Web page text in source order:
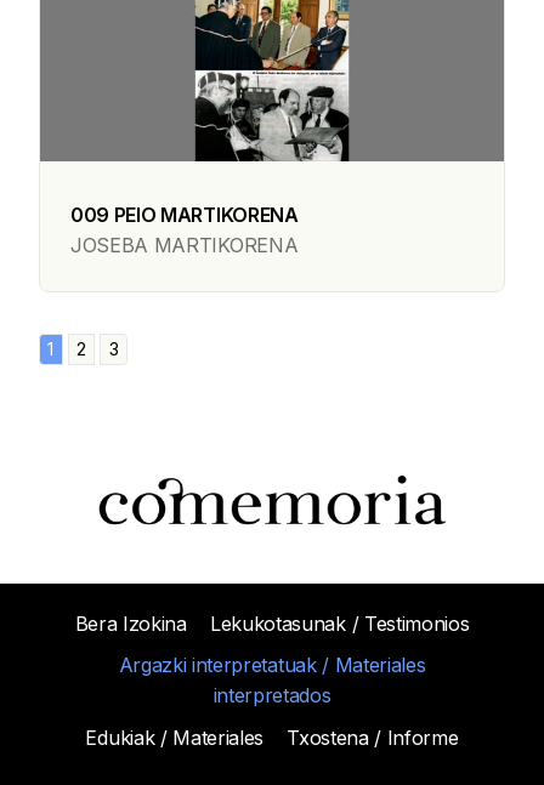
009 PEIO MARTIKORENA
JOSEBA MARTIKORENA
1 2 3
Bera Izokina
Lekukotasunak / Testimonios
Argazki interpretatuak / Materiales
interpretados
Edukiak / Materiales
Txostena / Informe